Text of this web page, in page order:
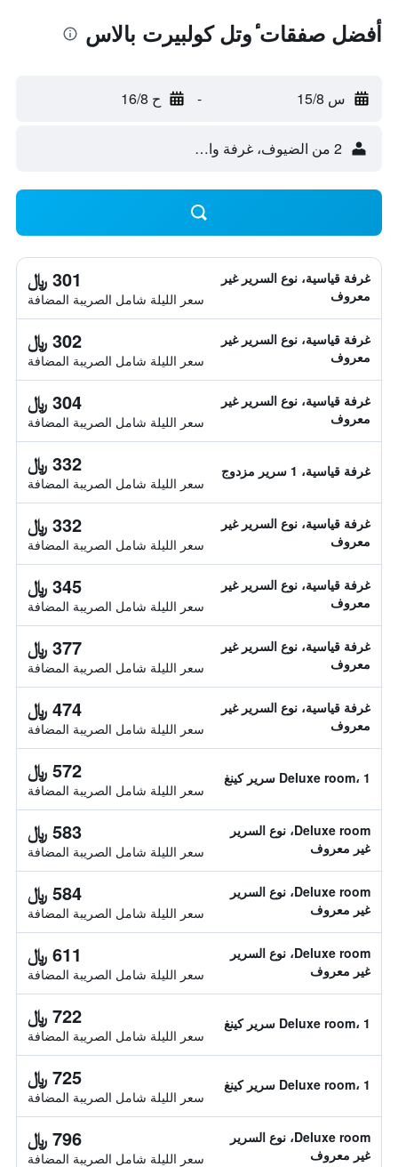
أفضل صفقات ٔوتل كولبيرت بالاس
س 15/8 - ح 16/8
2 من الضيوف، غرفة واحدة
غرفة قياسية، نوع السرير غير
معروف
301 ﷼
سعر الليلة شامل الصريبة المضافة
غرفة قياسية، نوع السرير غير
معروف
302 ﷼
سعر الليلة شامل الصريبة المضافة
غرفة قياسية، نوع السرير غير
معروف
304 ﷼
سعر الليلة شامل الصريبة المضافة
غرفة قياسية، 1 سرير مزدوج 332 ﷼
سعر الليلة شامل الصريبة المضافة
غرفة قياسية، نوع السرير غير
معروف
332 ﷼
سعر الليلة شامل الصريبة المضافة
غرفة قياسية، نوع السرير غير
معروف
345 ﷼
سعر الليلة شامل الصريبة المضافة
غرفة قياسية، نوع السرير غير
معروف
377 ﷼
سعر الليلة شامل الصريبة المضافة
غرفة قياسية، نوع السرير غير
معروف
474 ﷼
سعر الليلة شامل الصريبة المضافة
Deluxe room، 1 سرير كينغ 572 ﷼
سعر الليلة شامل الصريبة المضافة
Deluxe room، نوع السرير
غير معروف
583 ﷼
سعر الليلة شامل الصريبة المضافة
Deluxe room، نوع السرير
غير معروف
584 ﷼
سعر الليلة شامل الصريبة المضافة
Deluxe room، نوع السرير
غير معروف
611 ﷼
سعر الليلة شامل الصريبة المضافة
Deluxe room، 1 سرير كينغ 722 ﷼
سعر الليلة شامل الصريبة المضافة
Deluxe room، 1 سرير كينغ 725 ﷼
سعر الليلة شامل الصريبة المضافة
Deluxe room، نوع السرير
غير معروف
796 ﷼
سعر الليلة شامل الصريبة المضافة